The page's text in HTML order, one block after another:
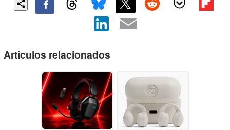
Artículos relacionados